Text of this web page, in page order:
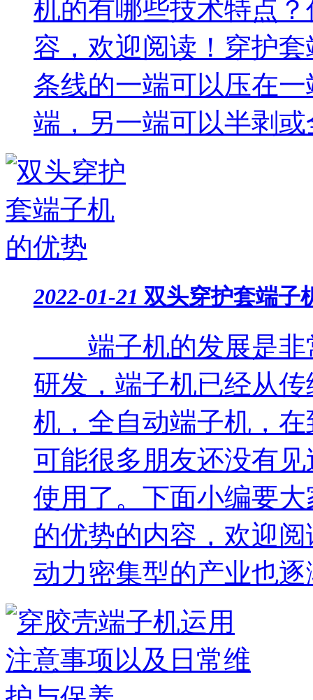
机的有哪些技术特点
容，欢迎阅读！穿护
条线的一端可以压在
端，另一端可以半剥
2022-01-21 双头穿护套端子
端子机的发展是非
研发，端子机已经从
机，全自动端子机，
可能很多朋友还没有
使用了。下面小编要
的优势的内容，欢迎
动力密集型的产业也逐